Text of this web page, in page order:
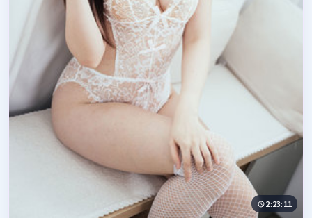
2:23:11